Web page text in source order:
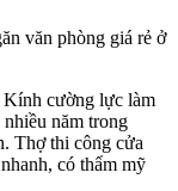
văn phòng giá rẻ ở
Kính cường lực làm
năm trong
Thợ thi công cửa
có thẩm mỹ